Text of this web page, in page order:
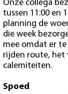
Onze collega
tussen 11:00 en
planning de
die week
mee omdat er
rijden route, het
calemiteiten.
Spoed